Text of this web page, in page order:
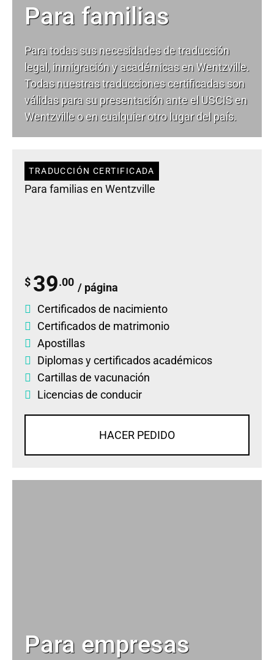
Para familias
Para todas sus necesidades detraducción
legal, inmigración y académicas en Wentzville.
Todas nuestras traducciones certificadas son
válidas para su presentación ante el USCIS en
Wentzville o en cualquier otro lugar del país.
TRADUCCIÓN CERTIFICADA
Para familias en Wentzville
$ 39.00 / página
Certificados de nacimiento
Certificados de matrimonio
Apostillas
Diplomasycertificados académicos
Cartillas de vacunación
Licencias de conducir
HACER PEDIDO
Para empresas